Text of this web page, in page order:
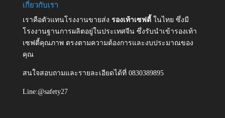
เกี่ยวกับเรา
เราคือตัวแทนโรงงานขายส่ง รองเท้าเซฟตี้ ในไทย ซึ่งมี
โรงงานฐานการผลิตอยู่ในประเทศจีน ซึ่งรับนำเข้ารองเท้า
เซฟตี้คุณภาพ ตรงตามความต้องการและงบประมาณของ
คุณ
สนใจสอบถามและรายละเอียดได้ที่ 0830389895
Line:@safety27